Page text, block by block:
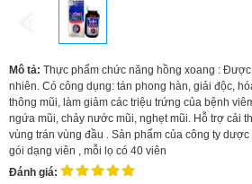
Mô tả: Thực phẩm chức năng hồng xoang :
nhiên. Có công dụng: tán phong hàn, giải độc,
thông mũi, làm giảm các triệu trứng của bệnh
ngứa mũi, chảy nước mũi, nghẹt mũi. Hỗ trợ cải
vùng trán vùng đầu . Sản phẩm của công ty
gói dạng viên , mỗi lọ có 40 viên
Đánh giá: